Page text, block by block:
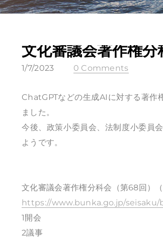
文化審議会著作権
1/7/2023 0 Comments
ChatGPTなどの生成AIに対する著作
ました。
今後、政策小委員会、法制度小委員
ようです。
文化審議会著作権分科会（第68回）（
https://www.bunka.go.jp/
1開会
2議事